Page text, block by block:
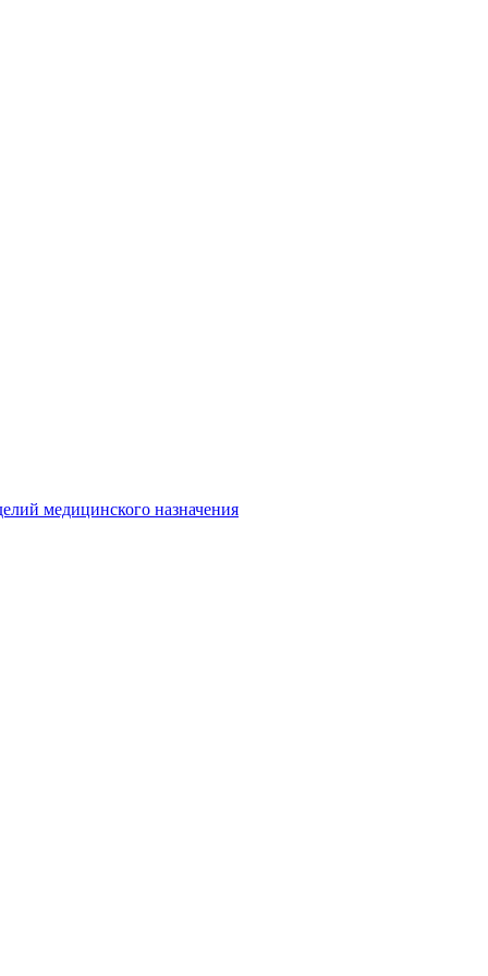
медицинского назначения